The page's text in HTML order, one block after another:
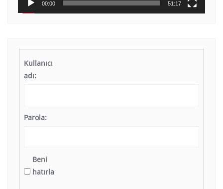
00:00 51:17
Kullanıcı
adı:
Parola:
Beni
hatırla